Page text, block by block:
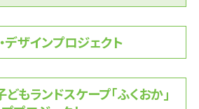
デザインプロジェクト
もランドスケープ「ふくおか」